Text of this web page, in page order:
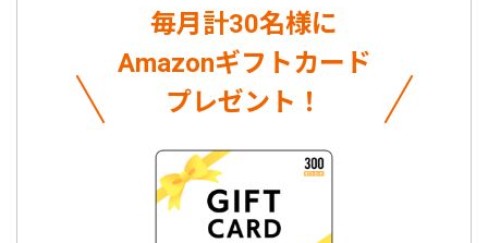
毎月計30名様に
Amazonギフトカード
プレゼント！